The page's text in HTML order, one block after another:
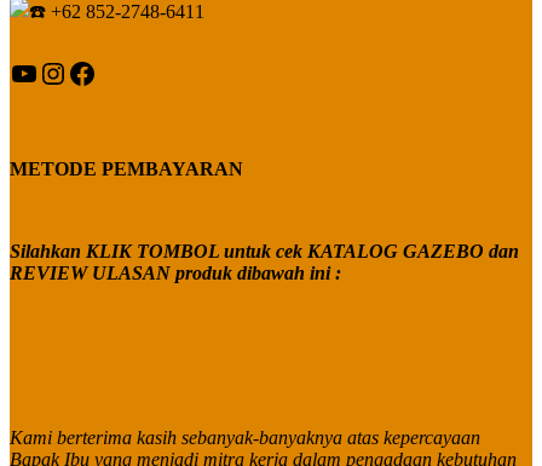
+62 852-2748-6411
YouTube
Instagram
Facebook
METODE PEMBAYARAN
Silahkan KLIK TOMBOL untuk cek KATALOG GAZEBO dan
REVIEW ULASAN produk dibawah ini :
Kami berterima kasih sebanyak-banyaknya atas kepercayaan
Bapak Ibu yang menjadi mitra kerja dalam pengadaan kebutuhan